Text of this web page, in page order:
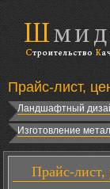
Прайс-лист,
Ландшафтный
Изготовление
Прайс-лист,